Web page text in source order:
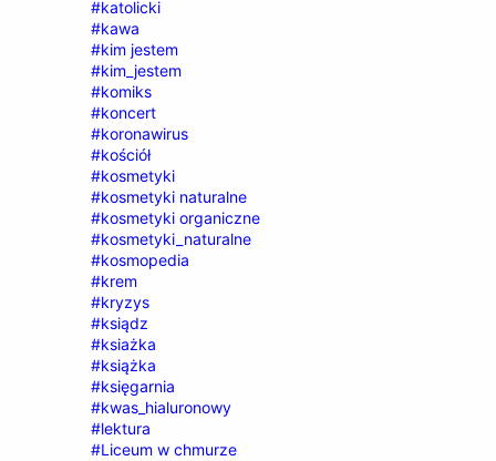
#katolicki
#kawa
#kim jestem
#kim_jestem
#komiks
#koncert
#koronawirus
#kościół
#kosmetyki
#kosmetyki naturalne
#kosmetyki organiczne
#kosmetyki_naturalne
#kosmopedia
#krem
#kryzys
#ksiądz
#ksiażka
#książka
#księgarnia
#kwas_hialuronowy
#lektura
#Liceum w chmurze